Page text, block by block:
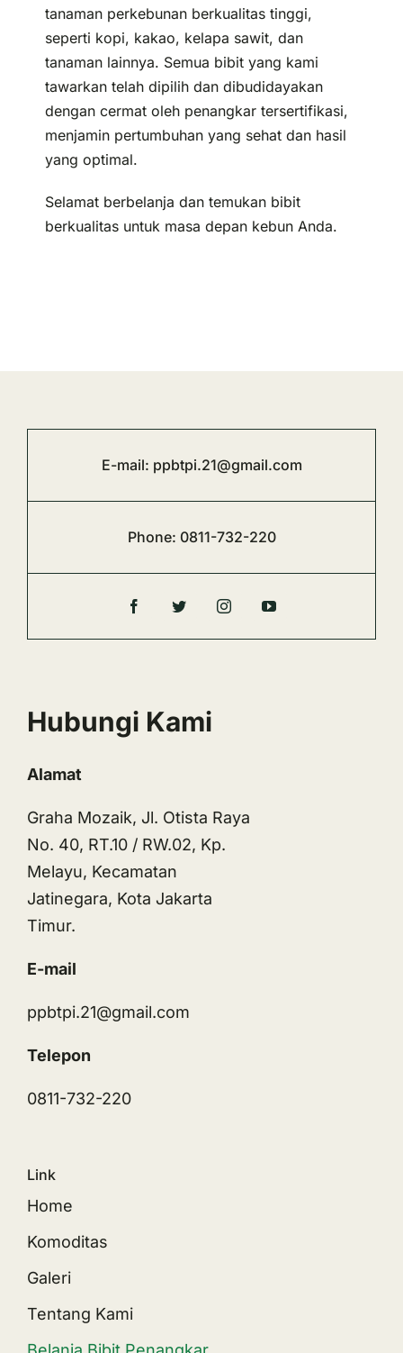
tanaman perkebunan berkualitas tinggi,
seperti kopi, kakao, kelapa sawit, dan
tanaman lainnya. Semua bibit yang kami
tawarkan telah dipilih dan dibudidayakan
dengan cermat oleh penangkar tersertifikasi,
menjamin pertumbuhan yang sehat dan hasil
yang optimal.
Selamat berbelanja dan temukan bibit
berkualitas untuk masa depan kebun Anda.
E-mail: ppbtpi.21@gmail.com
Phone: 0811-732-220
Hubungi Kami
Alamat
Graha Mozaik, Jl. Otista Raya
No. 40, RT.10 / RW.02, Kp.
Melayu, Kecamatan
Jatinegara, Kota Jakarta
Timur.
E-mail
ppbtpi.21@gmail.com
Telepon
0811-732-220
Link
Home
Komoditas
Galeri
Tentang Kami